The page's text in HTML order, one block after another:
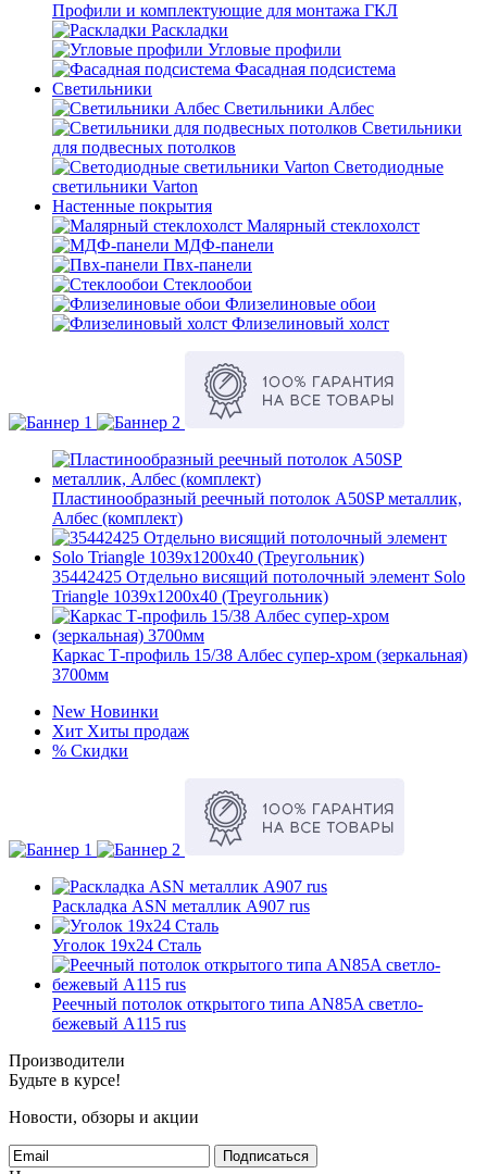
Профили и комплектующие для монтажа ГКЛ
Раскладки
Угловые профили
Фасадная подсистема
Светильники
Светильники Албес
Светильники
для подвесных потолков
Светодиодные
светильники Varton
Настенные покрытия
Малярный стеклохолст
МДФ-панели
Пвх-панели
Стеклообои
Флизелиновые обои
Флизелиновый холст
Пластинообразный реечный потолок A50SP металлик,
Албес (комплект)
35442425 Отдельно висящий потолочный элемент Solo
Triangle 1039x1200x40 (Треугольник)
Каркас Т-профиль 15/38 Албес супер-хром (зеркальная)
3700мм
New Новинки
Хит Хиты продаж
% Скидки
Раскладка ASN металлик А907 rus
Уголок 19х24 Сталь
Реечный потолок открытого типа AN85A светло-
бежевый А115 rus
Производители
Будьте в курсе!
Новости, обзоры и акции
Подписаться